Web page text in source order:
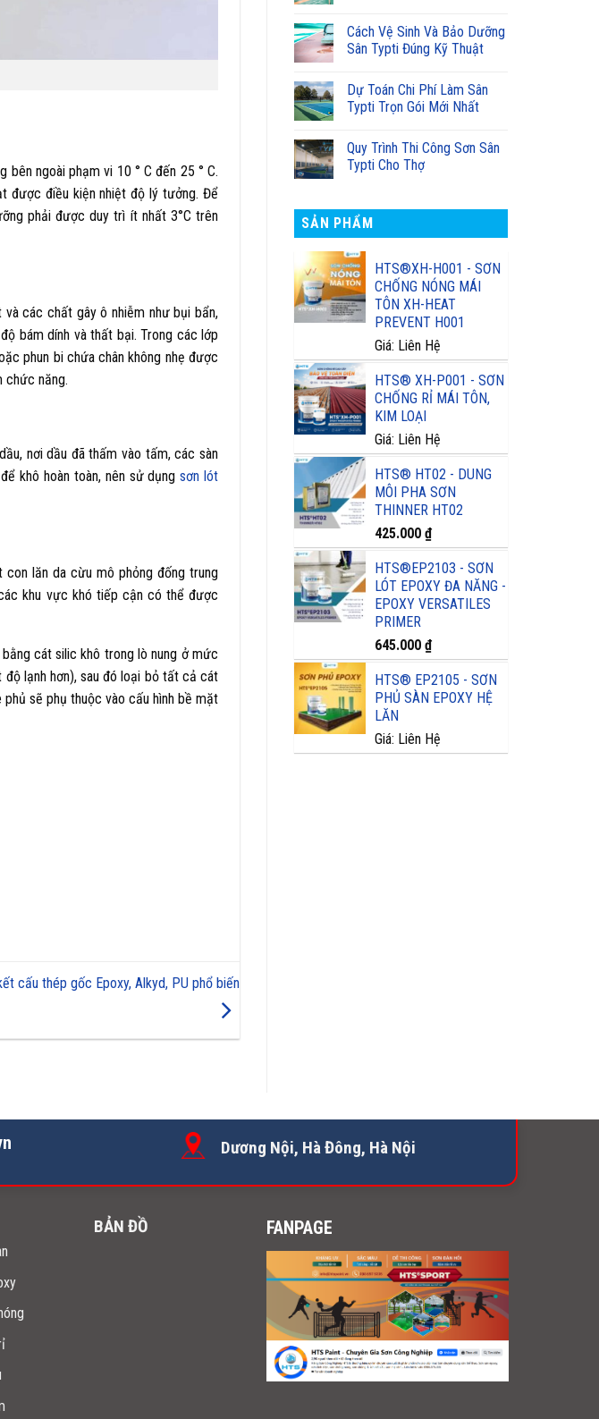
ngoài phạm vi 10 ° C đến 25 ° C.
được điều kiện nhiệt độ lý tưởng. Để
phải được duy trì ít nhất 3°C ​​trên
các chất gây ô nhiễm như bụi bẩn,
bám dính và thất bại. Trong các lớp
phun bi chứa chân không nhẹ được
chức năng.
nơi dầu đã thấm vào tấm, các sàn
khô hoàn toàn, nên sử dụngsơn lót
lăn da cừu mô phỏng đống trung
khu vực khó tiếp cận có thể được
cát silic khô trong lò nung ở mức
lạnh hơn), sau đó loại bỏ tất cả cát
sẽ phụ thuộc vào cấu hình bề mặt
cấu thép gốc Epoxy, Alkyd, PU phổ biến
Cách Vệ Sinh Và Bảo Dưỡng
Sân Typti Đúng Kỹ Thuật
Dự Toán Chi Phí Làm Sân
Typti Trọn Gói Mới Nhất
Quy Trình Thi Công Sơn Sân
Typti Cho Thợ
SẢN PHẨM
HTS®XH-H001 - SƠN
CHỐNG NÓNG MÁI
TÔN XH-HEAT
PREVENT H001
Giá: Liên Hệ
HTS® XH-P001 - SƠN
CHỐNG RỈ MÁI TÔN,
KIM LOẠI
Giá: Liên Hệ
HTS® HT02 - DUNG
MÔI PHA SƠN
THINNER HT02
425.000 ₫
HTS®EP2103 - SƠN
LÓT EPOXY ĐA NĂNG -
EPOXY VERSATILES
PRIMER
645.000 ₫
HTS® EP2105 - SƠN
PHỦ SÀN EPOXY HỆ
LĂN
Giá: Liên Hệ
Dương Nội, Hà Đông, Hà Nội
BẢN ĐỒ FANPAGE